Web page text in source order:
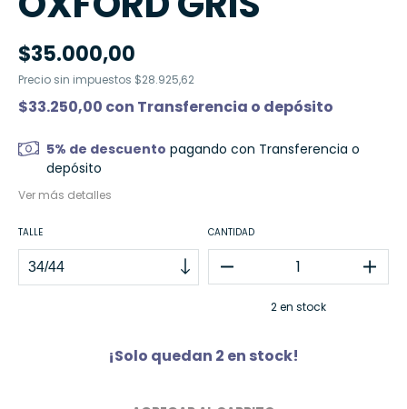
$35.000,00
Precio sin impuestos $28.925,62
$33.250,00 con Transferencia o depósito
5% de descuento pagando con Transferencia o
depósito
Ver más detalles
TALLE CANTIDAD
2en stock
¡Solo quedan 2 en stock!